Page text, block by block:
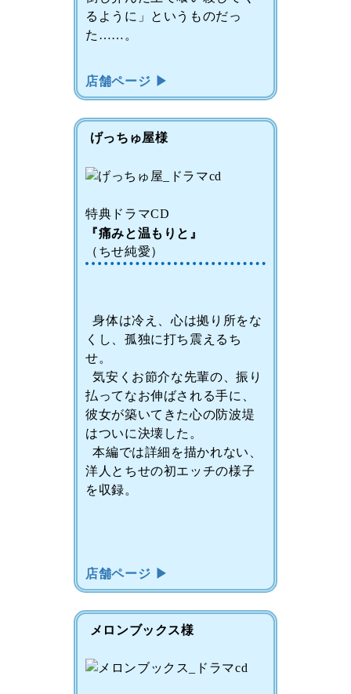
るように」というものだっ
た……。
店舗ページ ▶
げっちゅ屋様
特典ドラマCD
『痛みと温もりと』
（ちせ純愛）
身体は冷え、心は拠り所をな
くし、孤独に打ち震えるち
せ。
気安くお節介な先輩の、振り
払ってなお伸ばされる手に、
彼女が築いてきた心の防波堤
はついに決壊した。
本編では詳細を描かれない、
洋人とちせの初エッチの様子
を収録。
店舗ページ ▶
メロンブックス様